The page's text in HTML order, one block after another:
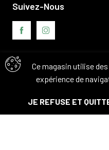
Ce magasin utilise
expérience de
JE REFUSE ET
Suivez-Nous
Avis clients
© Tous droits